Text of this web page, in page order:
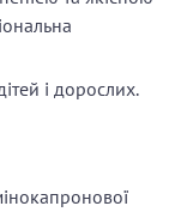
і дорослих.